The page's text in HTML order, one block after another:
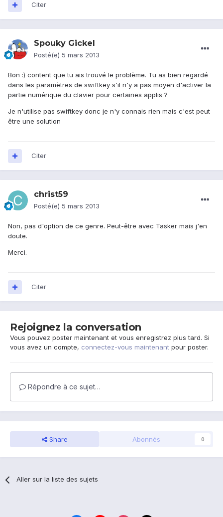
Citer
Spouky Gickel
Posté(e) 5 mars 2013
Bon :) content que tu ais trouvé le problème. Tu as bien regardé
dans les paramètres de swiftkey s'il n'y a pas moyen d'activer la
partie numérique du clavier pour certaines applis ?
Je n'utilise pas swiftkey donc je n'y connais rien mais c'est peut
être une solution
Citer
christ59
Posté(e) 5 mars 2013
Non, pas d'option de ce genre. Peut-être avec Tasker mais j'en
doute.
Merci.
Citer
Rejoignez la conversation
Vous pouvez poster maintenant et vous enregistrez plus tard. Si
vous avez un compte, connectez-vous maintenant pour poster.
Répondre à ce sujet…
Share Abonnés 0
Aller sur la liste des sujets